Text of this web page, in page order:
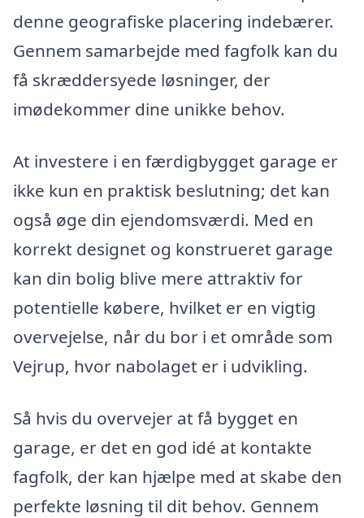
denne geografiske placering indebærer.
Gennem samarbejde med fagfolk kan du
få skræddersyede løsninger, der
imødekommer dine unikke behov.
At investere i en færdigbygget garage er
ikke kun en praktisk beslutning; det kan
også øge din ejendomsværdi. Med en
korrekt designet og konstrueret garage
kan din bolig blive mere attraktiv for
potentielle købere, hvilket er en vigtig
overvejelse, når du bor i et område som
Vejrup, hvor nabolaget er i udvikling.
Så hvis du overvejer at få bygget en
garage, er det en god idé at kontakte
fagfolk, der kan hjælpe med at skabe den
perfekte løsning til dit behov. Gennem